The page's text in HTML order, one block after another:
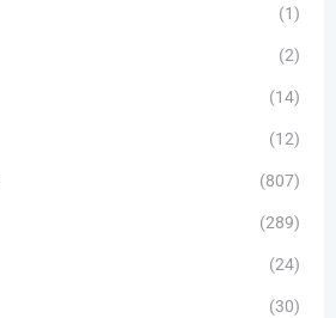
(1)
(2)
(14)
(12)
(807)
(289)
(24)
(30)